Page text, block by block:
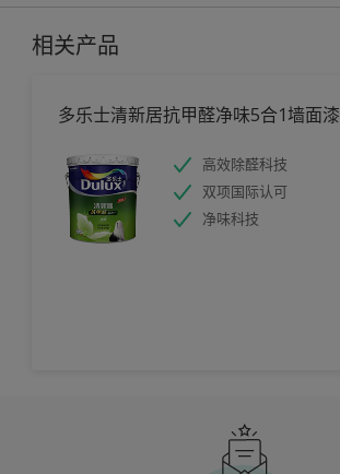
相关产品
多乐士清新居抗甲醛净味5合1墙面漆
高效除醛科技
双项国际认可
净味科技